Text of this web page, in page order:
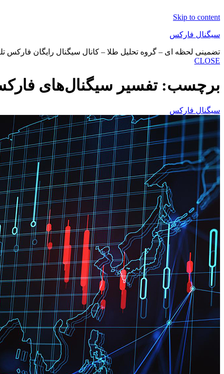
Skip to content
سیگنال فارکس
تضمینی لحظه ای – گروه تحلیل طلا – کانال سیگنال رایگان
CLOSE
برچسب:تفسیر سیگنال‌های
سیگنال فارکس